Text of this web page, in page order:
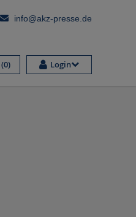
info@akz-presse.de
(0) Login